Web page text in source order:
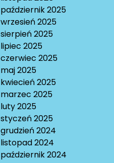
październik 2025
wrzesień 2025
sierpień 2025
lipiec 2025
czerwiec 2025
maj 2025
kwiecień 2025
marzec 2025
luty 2025
styczeń 2025
grudzień 2024
listopad 2024
październik 2024